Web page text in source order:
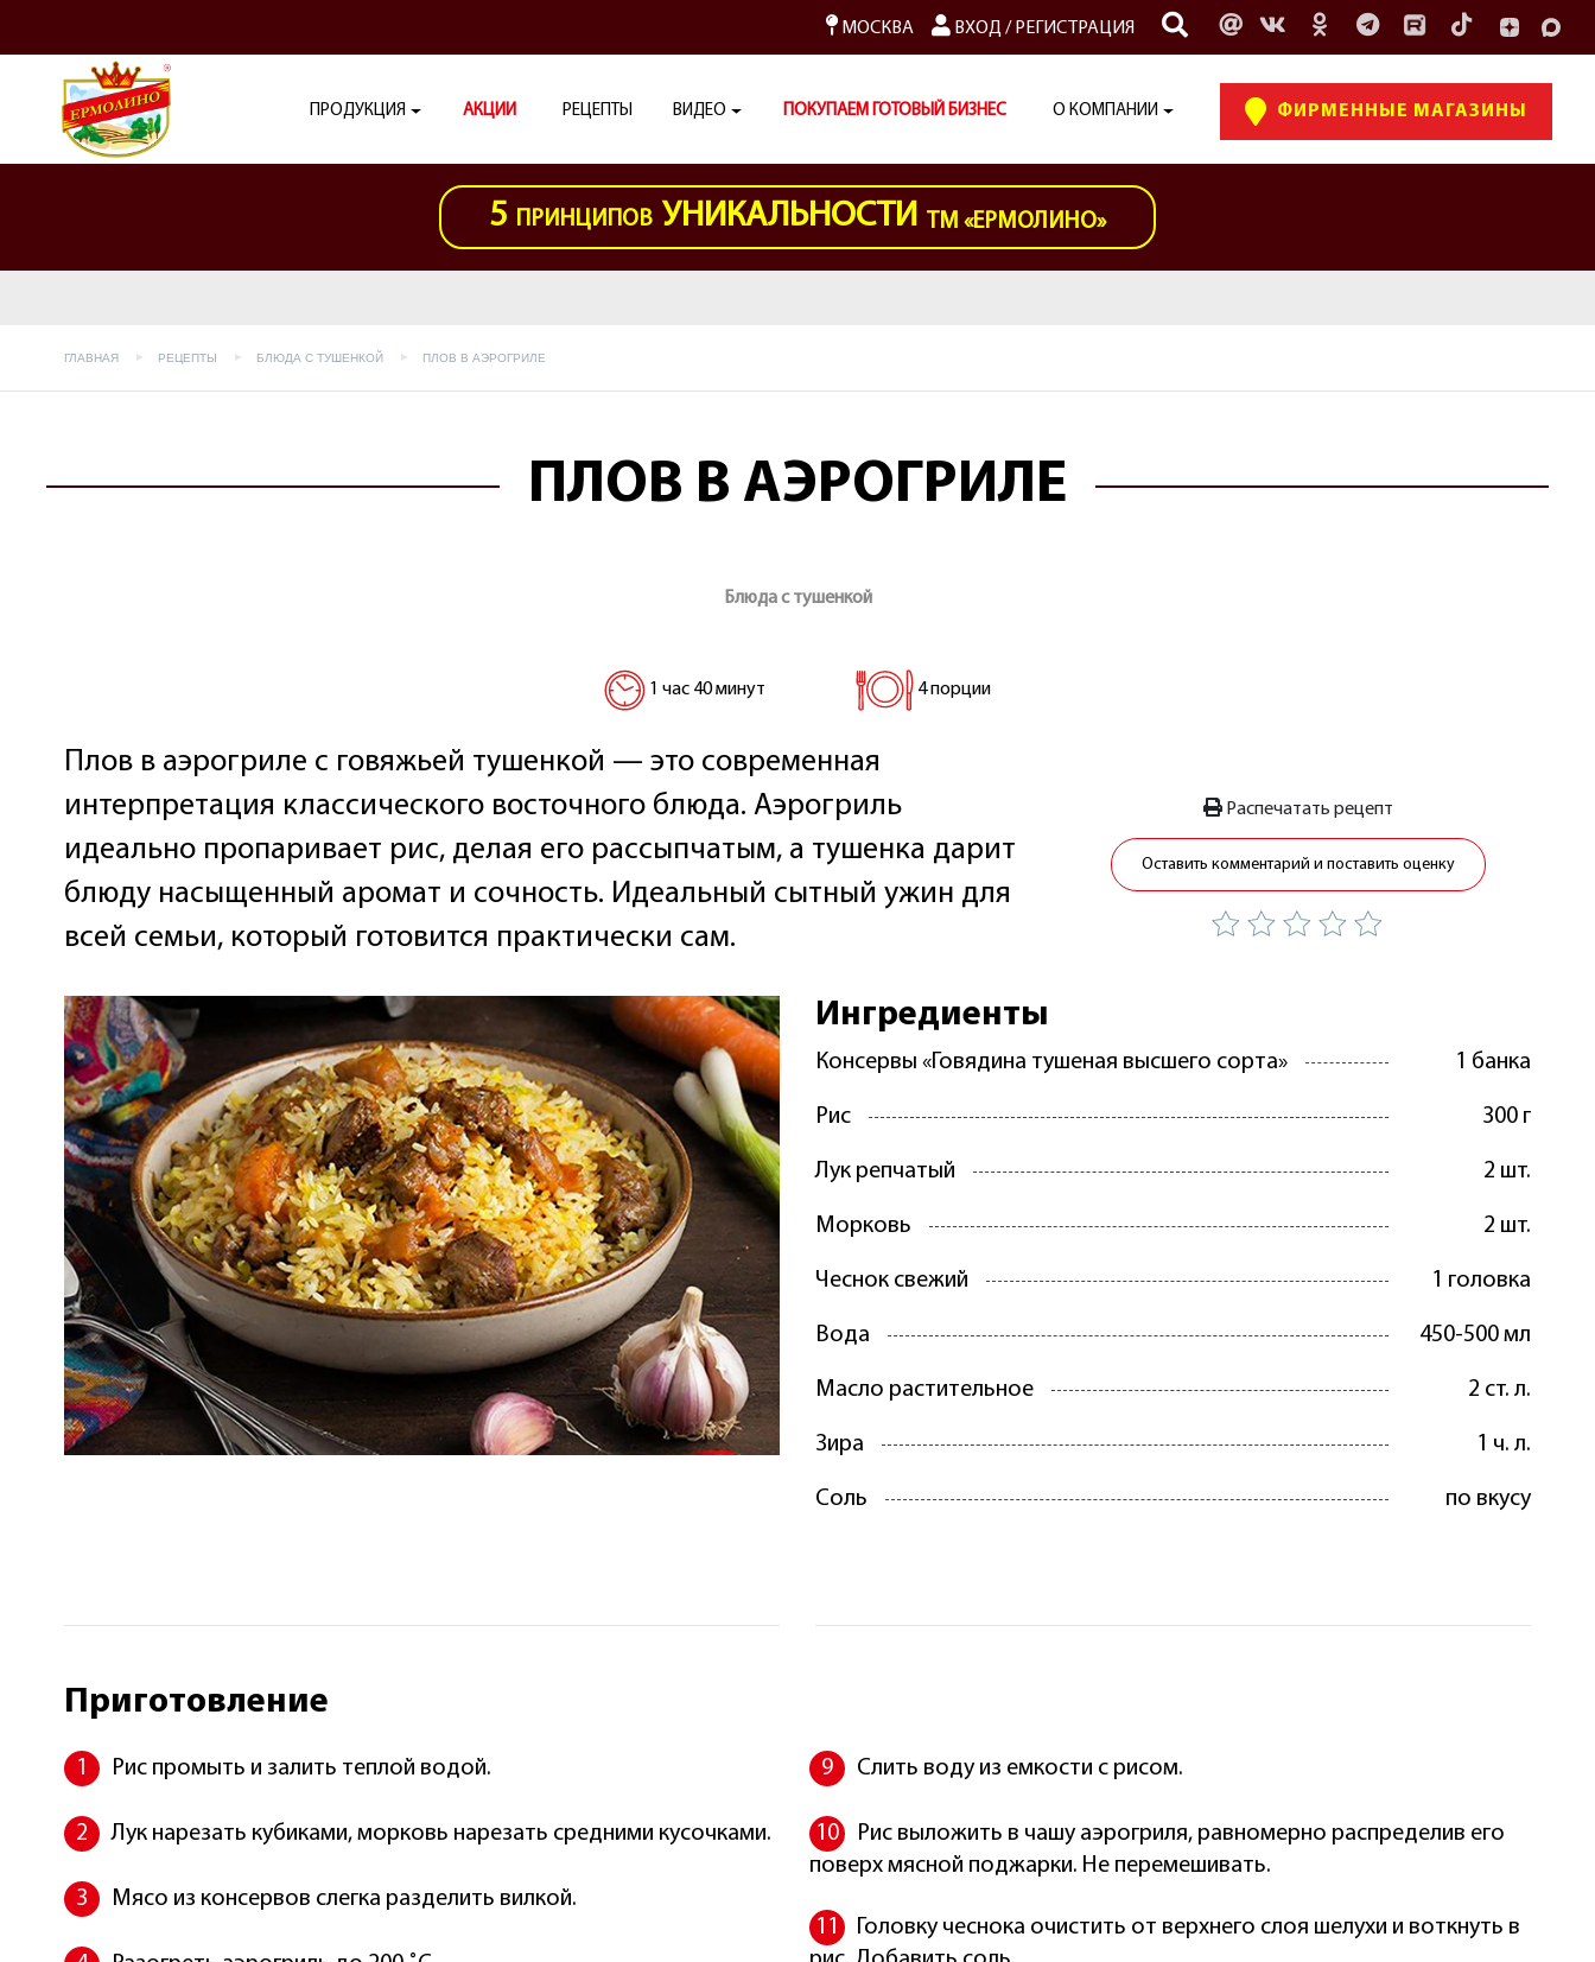
МОСКВА ВХОД/ РЕГИСТРАЦИЯ
ПРОДУКЦИЯ АКЦИИ РЕЦЕПТЫ ВИДЕО ПОКУПАЕМ ГОТОВЫЙ БИЗНЕС О КОМПАНИИ ФИРМЕННЫЕ МАГАЗИНЫ
5 ПРИНЦИПОВ УНИКАЛЬНОСТИ ТМ «ЕРМОЛИНО»
ГЛАВНАЯ РЕЦЕПТЫ БЛЮДА С ТУШЕНКОЙ ПЛОВ В АЭРОГРИЛЕ
ПЛОВ В АЭРОГРИЛЕ
Блюда с тушенкой
1 час 40 минут 4 порции
Плов в аэрогриле с говяжьей тушенкой — это современная
интерпретация классического восточного блюда. Аэрогриль
идеально пропаривает рис, делая его рассыпчатым, а тушенка дарит
блюду насыщенный аромат и сочность. Идеальный сытный ужин для
всей семьи, который готовится практически сам.
Распечатать рецепт
Оставить комментарий и поставить оценку
Ингредиенты
Консервы «Говядина тушеная высшего сорта» 1 банка
Рис 300 г
Лук репчатый 2 шт.
Морковь 2 шт.
Чеснок свежий 1 головка
Вода 450-500 мл
Масло растительное 2 ст. л.
Зира 1 ч. л.
Соль по вкусу
Приготовление
Рис промыть и залить теплой водой.
Лук нарезать кубиками, морковь нарезать средними кусочками.
Мясо из консервов слегка разделить вилкой.
Слить воду из емкости с рисом.
Рис выложить в чашу аэрогриля, равномерно распределив его
поверх мясной поджарки. Не перемешивать.
Головку чеснока очистить от верхнего слоя шелухи и воткнуть в